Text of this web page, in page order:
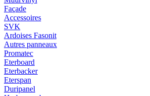
Façade
Accessoires
SVK
Ardoises Fasonit
Autres panneaux
Promatec
Eterboard
Eterbacker
Eterspan
Duripanel